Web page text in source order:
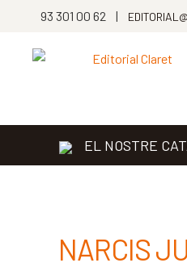
93 301 00 62 |
EL NOSTRE
NARCIS